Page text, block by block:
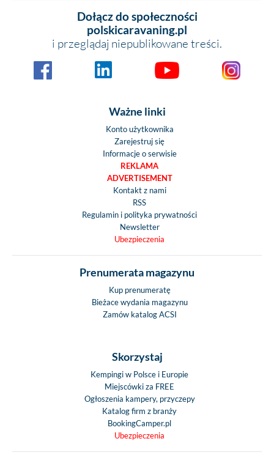
Dołącz do społeczności
polskicaravaning.pl
i przeglądaj niepublikowane treści.
Ważne linki
Konto użytkownika
Zarejestruj się
Informacje o serwisie
REKLAMA
ADVERTISEMENT
Kontakt z nami
RSS
Regulamin i polityka prywatności
Newsletter
Ubezpieczenia
Prenumerata magazynu
Kup prenumeratę
Bieżace wydania magazynu
Zamów katalog ACSI
Skorzystaj
Kempingi w Polsce i Europie
Miejscówki za FREE
Ogłoszenia kampery, przyczepy
Katalog firm z branży
BookingCamper.pl
Ubezpieczenia